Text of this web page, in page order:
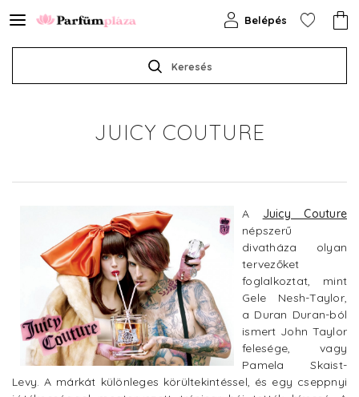
Keresés
Belépés
JUICY COUTURE
A Juicy Couture
népszerű
divatháza olyan
tervezőket
foglalkoztat, mint
Gele Nesh-Taylor,
a Duran Duran-ból
ismert John Taylor
felesége, vagy
Pamela Skaist-
Levy. A márkát különleges körültekintéssel, és egy cseppnyi